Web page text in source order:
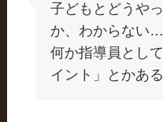
子どもとどうや
か、わからない…
何か指導員とし
イント」とかあ